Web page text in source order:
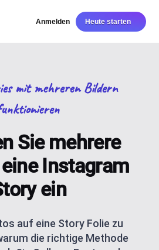
Anmelden Heute starten
mit mehreren Bildern
Sie mehrere
Instagram
ein
auf eine Story Folie zu
die richtige Methode